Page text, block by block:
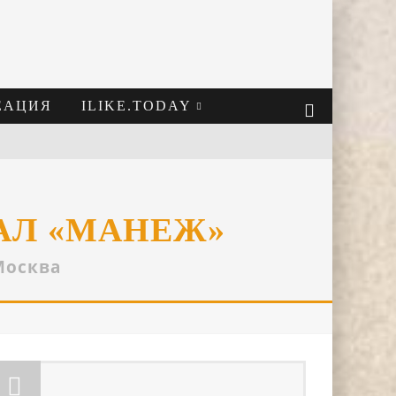
ILIKE.TODAY
«МАНЕЖ»